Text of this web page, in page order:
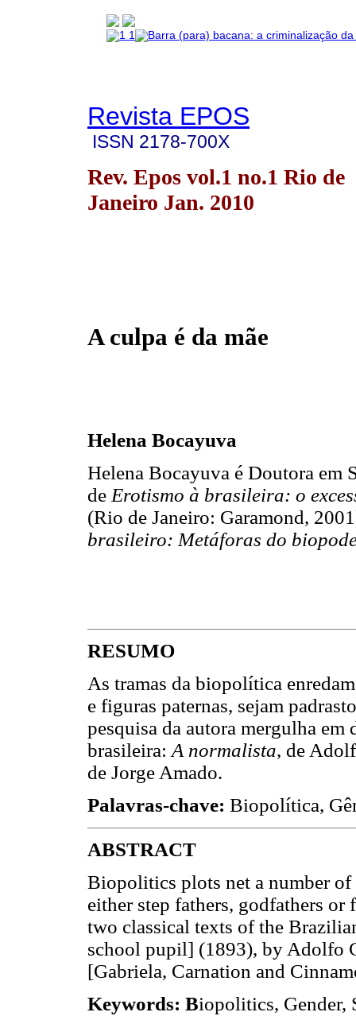
Revista EPOS
ISSN 2178-700X
Rev. Epos vol.1 no.1 Rio de
Janeiro Jan. 2010
A culpa é da mãe
Helena Bocayuva
Helena Bocayuva é Doutora em
de Erotismo à brasileira: o
(Rio de Janeiro: Garamond,
brasileiro: Metáforas do
RESUMO
As tramas da biopolítica
e figuras paternas, sejam
pesquisa da autora mergulha
brasileira: A normalista, de
de Jorge Amado.
Palavras-chave: Biopolítica,
ABSTRACT
Biopolitics plots net a number
either step fathers, godfathers or
two classical texts of the
school pupil] (1893), by Adolfo
[Gabriela, Carnation and
Keywords: Biopolitics, Gender,